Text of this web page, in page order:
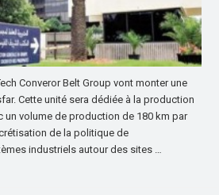
Converor Belt Group vont monter une
Cette unité sera dédiée à la production
un volume de production de 180 km par
de la politique de
industriels autour des sites …